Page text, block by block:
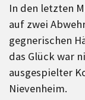
In den letzten
auf zwei
gegnerischen
das Glück war
ausgespielter
Nievenheim.